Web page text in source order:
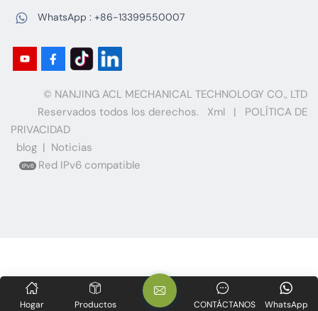
WhatsApp : +86-13399550007
© NANJING ACL MECHANICAL TECHNOLOGY CO., LTD
Reservados todos los derechos.
Xml |
POLÍTICA DE
PRIVACIDAD
blog | Noticias
Red IPv6 compatible
Hogar Productos WhatsApp
CONTÁCTANOS